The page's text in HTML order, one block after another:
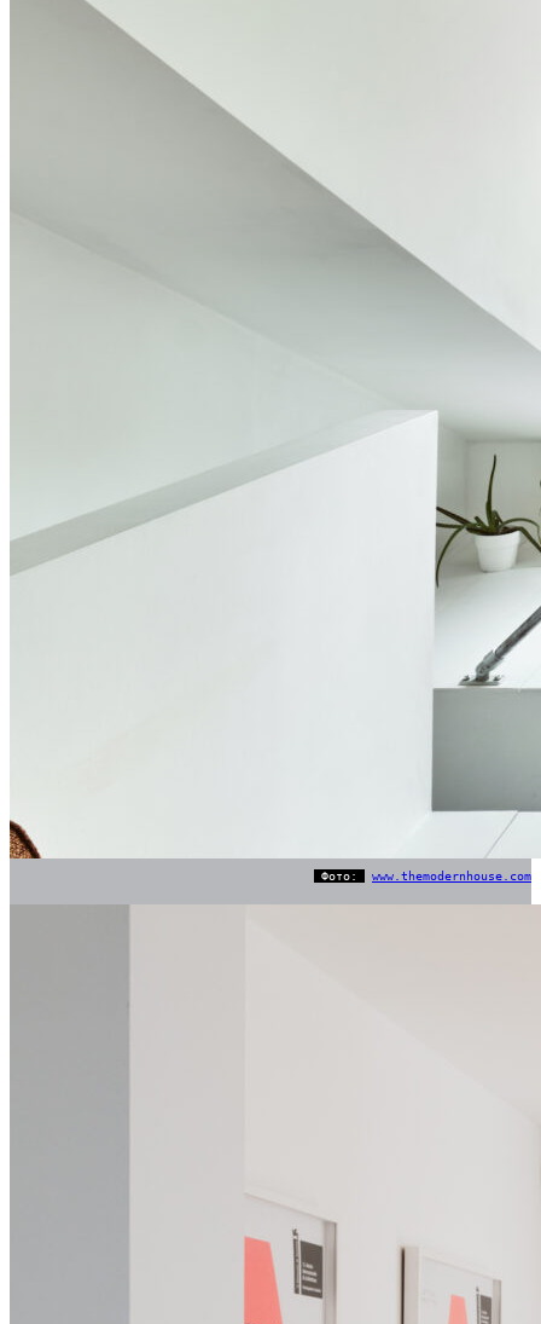
Фото: www.themodernhouse.com